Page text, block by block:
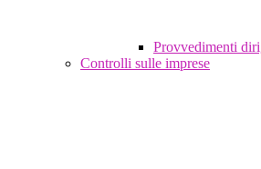
Provvedimenti
Controlli sulle imprese